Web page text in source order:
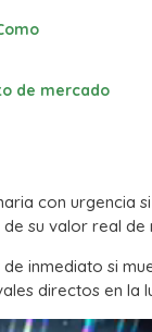
de mercado
con urgencia
su valor real de
inmediato si
directos en la